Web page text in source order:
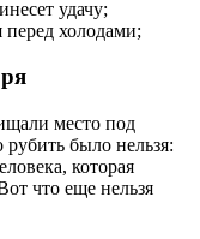
удачу;
перед холодами;
место под
было нельзя:
которая
что еще нельзя